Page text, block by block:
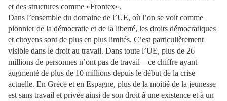
et des structures comme «Frontex».
Dans l’ensemble du domaine de l’UE, où l’on se voit comme
pionnier de la démocratie et de la liberté, les droits démocratiques
et citoyens sont de plus en plus limités. C’est particulièrement
visible dans le droit au travail. Dans toute l’UE, plus de 26
millions de personnes n’ont pas de travail – ce chiffre ayant
augmenté de plus de 10 millions depuis le début de la crise
actuelle. En Grèce et en Espagne, plus de la moitié de la jeunesse
est sans travail et privée ainsi de son droit à une existence et à un